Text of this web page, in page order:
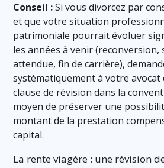
Conseil :Si vous divorcez par
et que votre situation
patrimoniale pourrait évoluer
les années à venir (reconversion,
attendue, fin de carrière),
systématiquement à votre
clause de révision dans la
moyen de préserver une
montant de la prestation
capital.
La rente viagère : une révision